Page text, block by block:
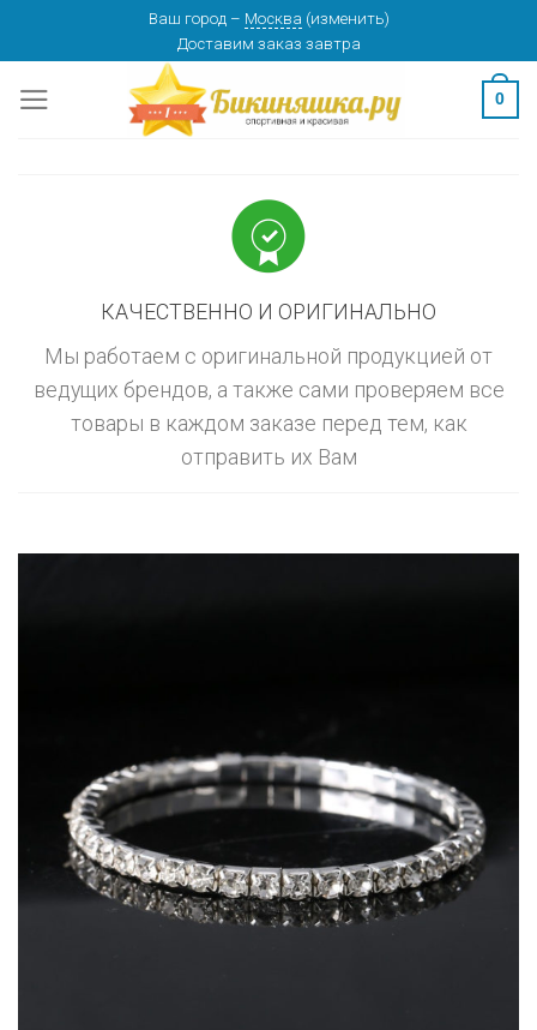
content
Ваш город – Москва (изменить)
Доставим заказ завтра
0
КАЧЕСТВЕННО И ОРИГИНАЛЬНО
Мы работаем с оригинальной продукцией от
ведущих брендов, а также сами проверяем все
товары в каждом заказе перед тем, как
отправить их Вам
изменить